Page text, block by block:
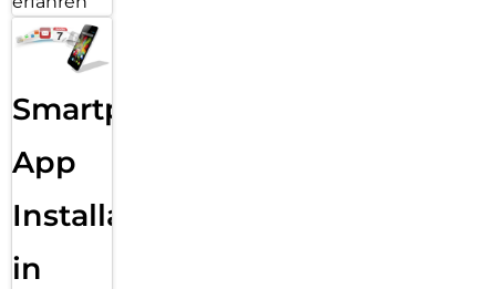
Smartphone
App
Installation
in